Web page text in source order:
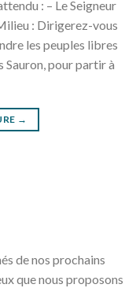
: – Le Seigneur
: Dirigerez-vous
les peuples libres
Sauron, pour partir à
→
de nos prochains
que nous proposons